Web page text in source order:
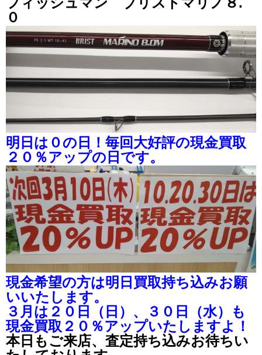
０
明日は０の日！毎回大好評の現金買取
２０％アップの日です。
現金希望の方は明日買取持ち込みお願
いいたします。
３月は２０日（日）、３０日（水）も
現金買取２０％アップいたしますよ！
本日もご来店、査定持ち込みお待ちい